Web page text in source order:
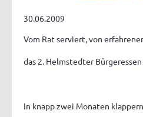
30.06.2009
Vom Rat serviert, von
das 2. Helmstedter
In knapp zwei Monaten